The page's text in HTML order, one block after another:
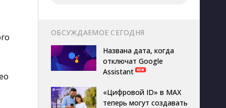
ОБСУЖДАЕМОЕ СЕГОДНЯ
Названа дата, когда
отключат Google
Assistant
«Цифровой ID» в MAX
теперь могут создавать